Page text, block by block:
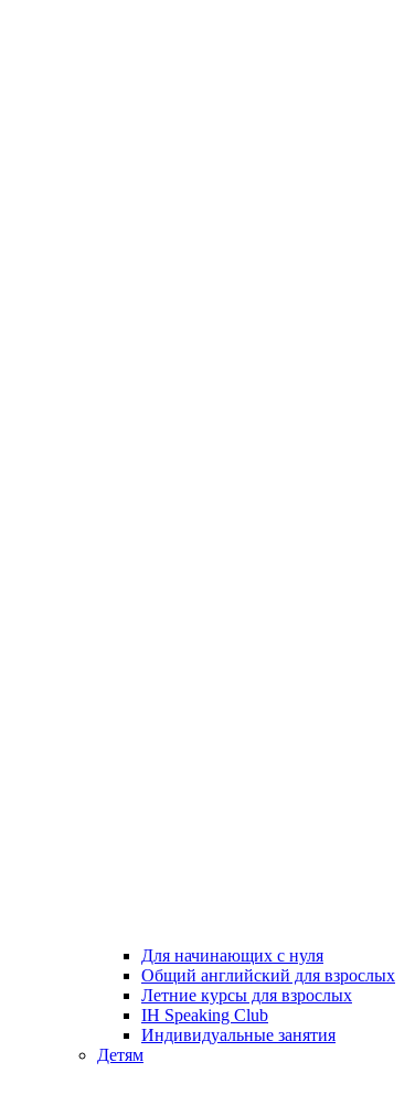
Для начинающих с нуля
Общий английский для взрослых
Летние курсы для взрослых
IH Speaking Club
Индивидуальные занятия
Детям